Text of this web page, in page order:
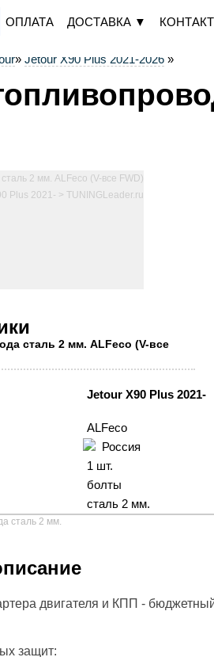
ОПЛАТА ДОСТАВКА ▼
» Jetour X90 Plus 2021-2026 »
сталь 2 мм. ALFeco (V-все
Jetour X90 Plus 2021-
ALFeco
Россия
1 шт.
болты
сталь 2 мм.
сталь 2 мм.
двигателя и КПП -
защит: